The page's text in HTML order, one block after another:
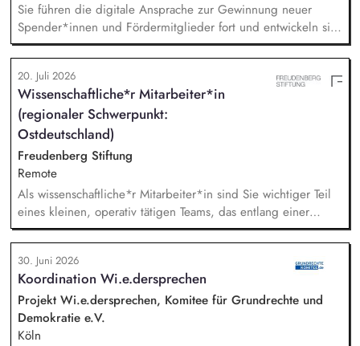
Sie führen die digitale Ansprache zur Gewinnung neuer
Spender*innen und Fördermitglieder fort und entwickeln sie
weiter. Sie sind verantwortlich für unsere E-Mailings und
steuern diese ganzheitlich - angefangen bei der Planung,
Zielgruppensegmentierung und Themenauswahl übers Texten
bis hin zur technischen Abwicklung und deren
kontinuierlichen Optimierung und Weiterentwicklung.
20. Juli 2026
Wissenschaftliche*r Mitarbeiter*in
(regionaler Schwerpunkt:
Ostdeutschland)
Freudenberg Stiftung
Remote
Als wissenschaftliche*r Mitarbeiter*in sind Sie wichtiger Teil
eines kleinen, operativ tätigen Teams, das entlang einer
klaren Programmatik langfristig soziale Innovation
implementiert. Sie unterstützen die Geschäftsführung bei der
Umsetzung der Stiftungsprogrammatik und entwickeln dabei
die Internationalisierungsstrategie der Stiftung weiter. Sie
übersetzen wissenschaftliche Erkenntnisse in
alltagsangebundene Handlungsansätze entlang unserer
Stiftungsprogrammatik.
30. Juni 2026
Koordination Wi.e.dersprechen
Projekt Wi.e.dersprechen, Komitee für Grundrechte und
Demokratie e.V.
Köln